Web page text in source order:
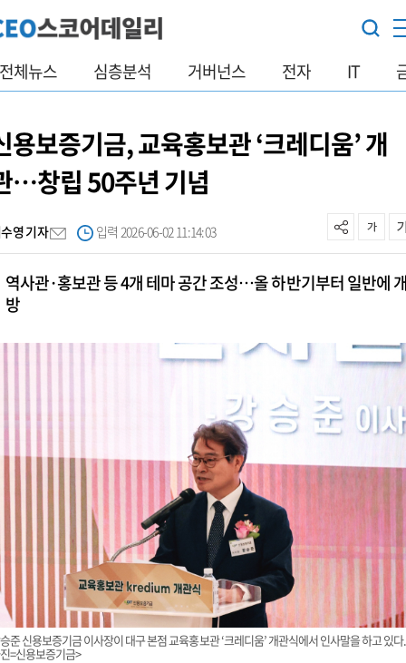
전체뉴스 심층분석 거버넌스 전자 IT
용보증기금, 교육홍보관 ‘크레디움’ 개
…창립 50주년 기념
영 기자 입력 2026-06-02 11:14:03
역사관·홍보관 등 4개 테마 공간 조성…올 하반기부터 일반에
방
준 신용보증기금 이사장이 대구 본점 교육홍보관 ‘크레디움’ 개관식에서 인사말을 하고 있다
=신용보증기금>